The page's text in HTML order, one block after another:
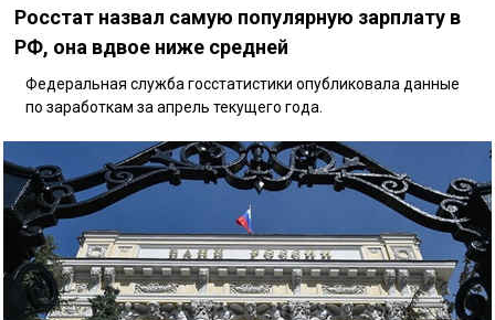
Росстат назвал самую популярную зарплату в
РФ, она вдвое ниже средней
Федеральная служба госстатистики опубликовала данные
по заработкам за апрель текущего года.